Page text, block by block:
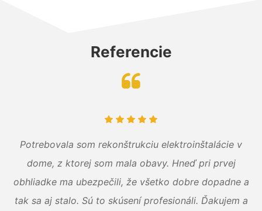
Referencie
Potrebovala som rekonštrukciu elektroinštalácie v
dome, z ktorej som mala obavy. Hneď pri prvej
obhliadke ma ubezpečili, že všetko dobre dopadne a
tak sa aj stalo. Sú to skúsení profesionáli. Ďakujem a